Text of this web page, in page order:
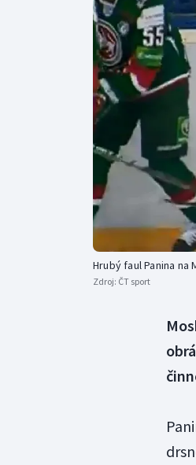
Hrubý faul Panina na
Zdroj: ČT sport